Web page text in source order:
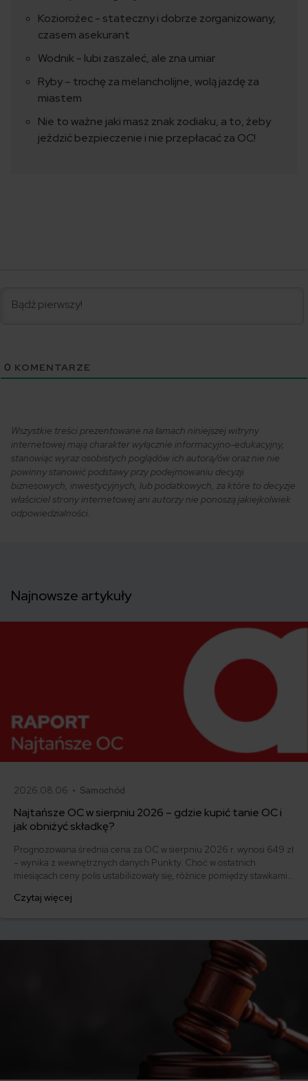
Koziorożec - stateczny i dobrze zorganizowany,
czasem asekurant
Wodnik - lubi zaszaleć, ale zna umiar
Ryby – trochę za melancholijne, wolą jazdę za
miastem
Nie to ważne jaki masz znak zodiaku, a to, żeby
jeździć bezpieczenie i nie przepłacać za OC!
0 KOMENTARZE
Wszystkie treści prezentowane na łamach niniejszej witryny
internetowej mają charakter wyłącznie informacyjno-edukacyjny,
stanowiąc wyraz osobistych poglądów ich autora/ów oraz nie nie
powinny stanowić podstawy przy podejmowaniu decyzji
biznesowych, inwestycyjnych, lub podatkowych, za które to decyzje
właściciel strony internetowej ani autorzy nie ponoszą jakiejkolwiek
odpowiedzialności.
Najnowsze artykuły
2026.08.06 • Samochód
Najtańsze OC w sierpniu 2026 – gdzie kupić tanie OC i
jak obniżyć składkę?
Prognozowana średnia cena za OC w sierpniu 2026 r. wynosi 649 zł
– wynika z wewnętrznych danych Punkty. Choć w ostatnich
miesiącach ceny polis ustabilizowały się, różnice pomiędzy stawkami
500 zł, inni – powyżej 1500 zł. Gdzie znaleźć najtańsze OC w Polsce
Czytaj więcej